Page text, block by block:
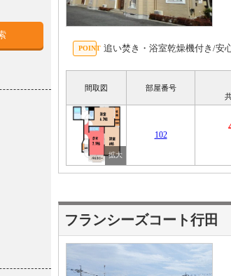
追い焚き・浴室乾燥機付き/安
間取図 部屋番号
102
フランシーズコート行田